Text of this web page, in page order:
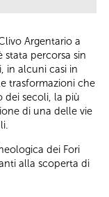
Argentario a
stata percorsa sin
in alcuni casi in
trasformazioni che
dei secoli, la più
di una delle vie
dei Fori
alla scoperta di